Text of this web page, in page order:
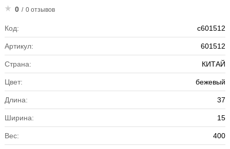
0 / 0 отзывов
Код: с601512
Артикул: 601512
Страна: КИТАЙ
Цвет: бежевый
Длина: 37
Ширина: 15
Вес: 400